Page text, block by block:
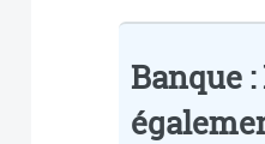
Banque